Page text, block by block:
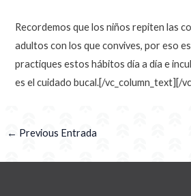
Recordemos que los niños repiten las
adultos con los que convives, por eso
practiques estos hábitos día a día e
es el cuidado bucal.[/vc_column_text][/
← Previous Entrada